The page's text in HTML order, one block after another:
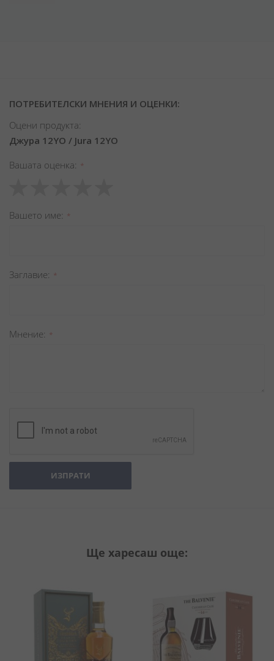
ПОТРЕБИТЕЛСКИ МНЕНИЯ И ОЦЕНКИ:
Оцени продукта:
Джура 12YO / Jura 12YO
Вашата оценка
star
stars
stars
stars
stars
Вашето име
Заглавиe
Мнение
ИЗПРАТИ
Ще харесаш още: